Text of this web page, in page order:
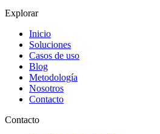
Explorar
Inicio
Soluciones
Casos de uso
Blog
Metodología
Nosotros
Contacto
Contacto